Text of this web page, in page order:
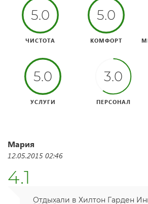
5.0
ЧИСТОТА
5.0
КОМФОРТ
5.0
УСЛУГИ
3.0
ПЕРСОНАЛ
Мария
12.05.2015 02:46
4.1
Отдыхали в Хилтон Гарден